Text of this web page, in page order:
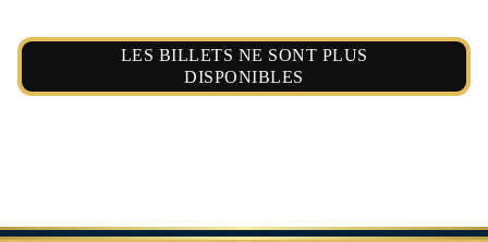
LES BILLETS NE SONT PLUS
DISPONIBLES